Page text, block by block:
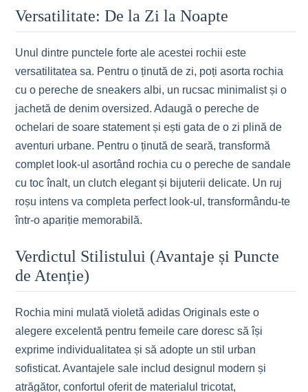
Versatilitate: De la Zi la Noapte
Unul dintre punctele forte ale acestei rochii este
versatilitatea sa. Pentru o ținută de zi, poți asorta rochia
cu o pereche de sneakers albi, un rucsac minimalist și o
jachetă de denim oversized. Adaugă o pereche de
ochelari de soare statement și ești gata de o zi plină de
aventuri urbane. Pentru o ținută de seară, transformă
complet look-ul asortând rochia cu o pereche de sandale
cu toc înalt, un clutch elegant și bijuterii delicate. Un ruj
roșu intens va completa perfect look-ul, transformându-te
într-o apariție memorabilă.
Verdictul Stilistului (Avantaje și Puncte
de Atenție)
Rochia mini mulată violetă adidas Originals este o
alegere excelentă pentru femeile care doresc să își
exprime individualitatea și să adopte un stil urban
sofisticat. Avantajele sale includ designul modern și
atrăgător, confortul oferit de materialul tricotat,